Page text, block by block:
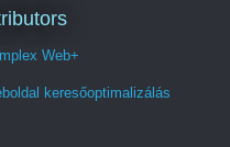
Web+
keresőoptimalizálás